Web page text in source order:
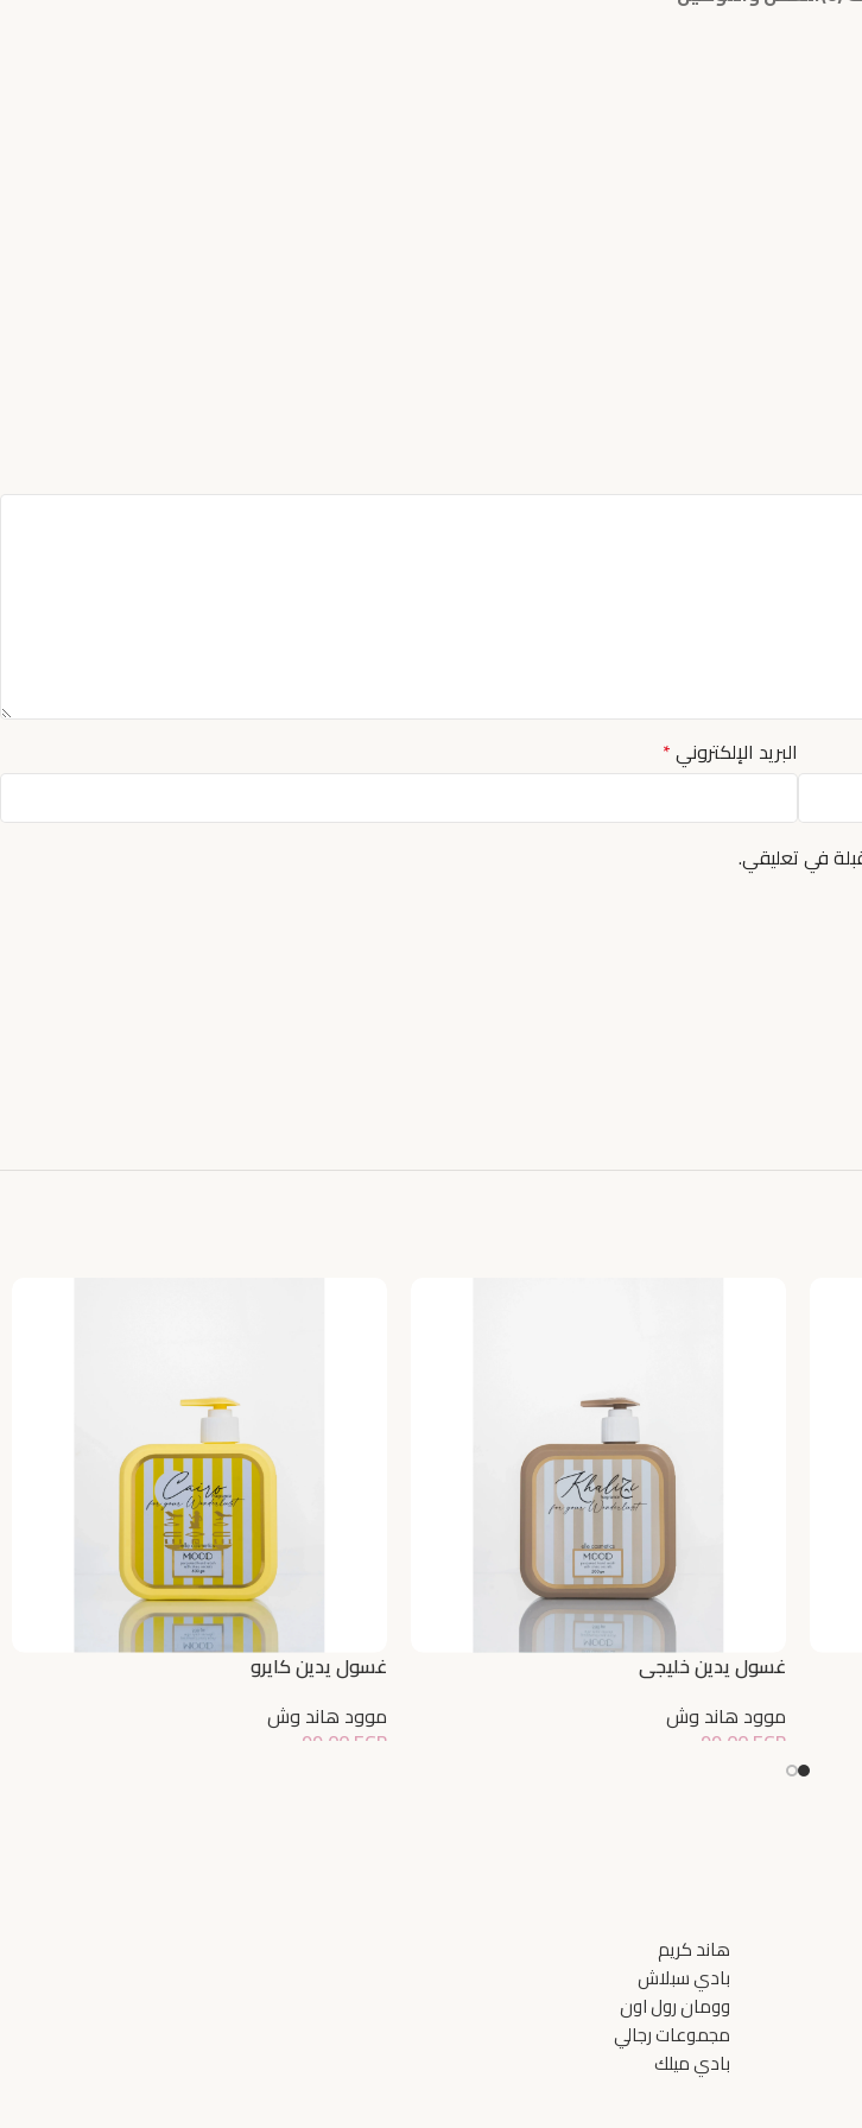
البريد الإلكتروني*
في تعليقي.
غسول يدين خليجي
موود هاند وش
99,00EGP
غسول يدين كايرو
موود هاند وش
99,00EGP
هاند كريم
بادي سبلاش
وومان رول اون
مجموعات رجالي
بادي ميلك